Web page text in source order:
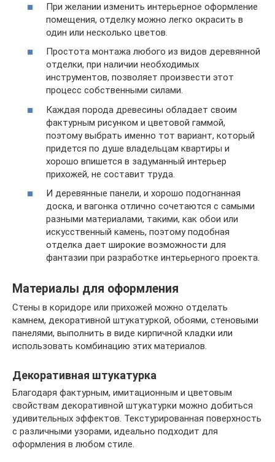
При желании изменить интерьерное оформление
помещения, отделку можно легко окрасить в
один или несколько цветов.
Простота монтажа любого из видов деревянной
отделки, при наличии необходимых
инструментов, позволяет произвести этот
процесс собственными силами.
Каждая порода древесины обладает своим
фактурным рисунком и цветовой гаммой,
поэтому выбрать именно тот вариант, который
придется по душе владельцам квартиры и
хорошо впишется в задуманный интерьер
прихожей, не составит труда.
И деревянные панели, и хорошо подогнанная
доска, и вагонка отлично сочетаются с самыми
разными материалами, такими, как обои или
искусственный камень, поэтому подобная
отделка дает широкие возможности для
фантазии при разработке интерьерного проекта.
Материалы для оформления
Стены в коридоре или прихожей можно отделать
камнем, декоративной штукатуркой, обоями, стеновыми
панелями, выполнить в виде кирпичной кладки или
использовать комбинацию этих материалов.
Декоративная штукатурка
Благодаря фактурным, имитационным и цветовым
свойствам декоративной штукатурки можно добиться
удивительных эффектов. Текстурированная поверхность
с различными узорами, идеально подходит для
оформления в любом стиле.